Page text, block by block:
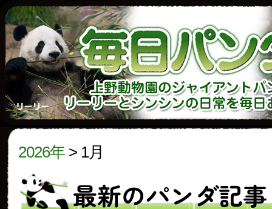
2026年 > 1月
最新のパンダ記事